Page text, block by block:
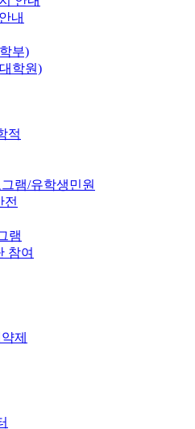
내
부)
학원)
적
램/유학생민원
전
램
참여
제